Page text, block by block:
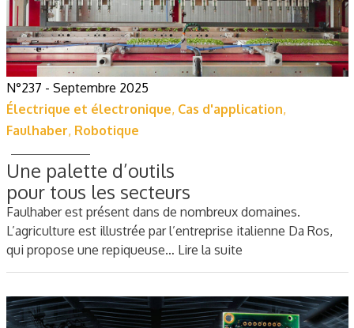
N°237 - Septembre 2025
Électrique et électronique, Cas d'application,
Faulhaber, Robotique
Une palette d’outils
pour tous les secteurs
Faulhaber est présent dans de nombreux domaines.
L’agriculture est illustrée par l’entreprise italienne Da Ros,
qui propose une repiqueuse… Lire la suite